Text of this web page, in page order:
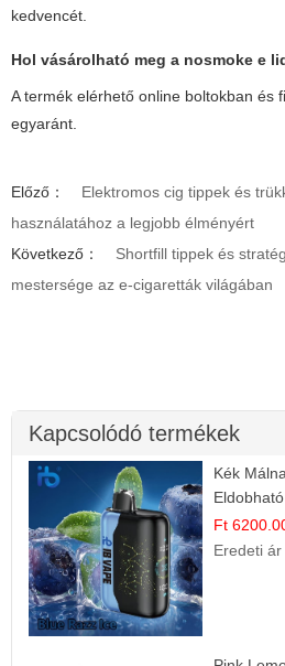
kedvencét.
Hol vásárolható meg a nosmoke e
A termék elérhető online boltokban és
egyaránt.
Előző：
Elektromos cig tippek és
használatához a legjobb élményért
Következő：
Shortfill tippek és
mestersége az e-cigaretták világában
Kapcsolódó termékek
Kék
Ft
Eredeti ár